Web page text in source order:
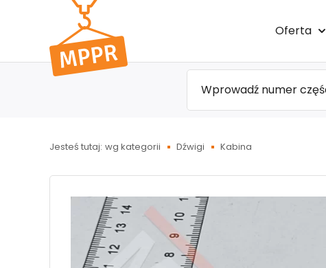
do menu
głównego
Oferta
Jesteś tutaj: wg kategorii Dźwigi Kabina